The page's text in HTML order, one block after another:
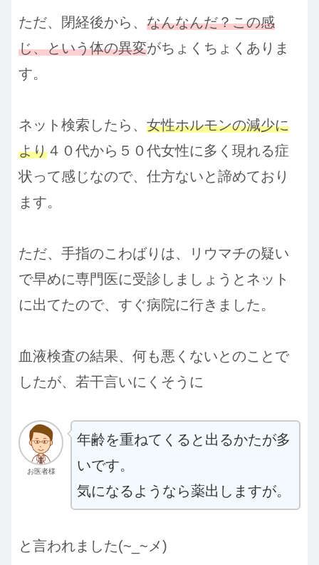
ただ、閉経後から、 なんなんだ？この感
じ、という体の異変がちょくちょくありま
す。
ネット検索したら、 女性ホルモンの減少に
より４０代から５０代女性に多く現れる症
状って感じなので、仕方ないと諦めており
ます。
ただ、手指のこわばりは、リウマチの疑い
で早めに専門医に受診しましょうとネット
に出てたので、すぐ病院に行きました。
血液検査の結果、何も悪くないとのことで
したが、若干言いにくそうに
お医者様
年齢を重ねてくると出るかたが多
いです。
気になるようなら薬出しますが。
と言われました(~_~メ)